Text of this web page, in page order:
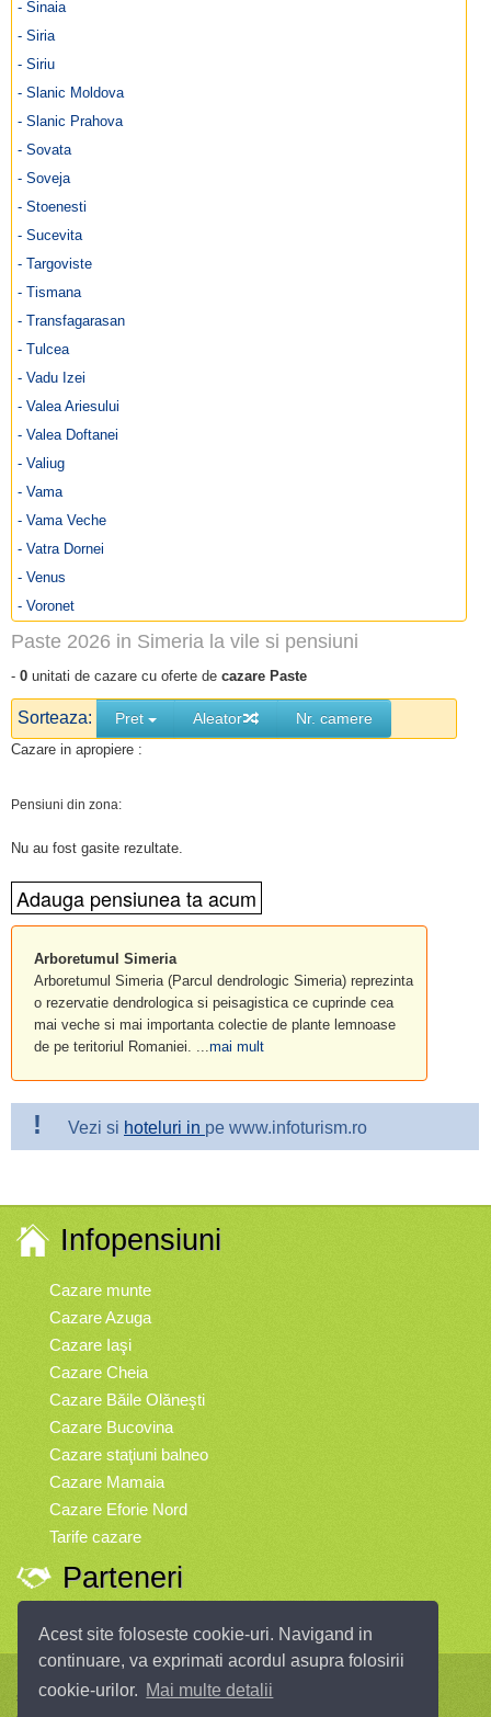
Acest site foloseste cookie-uri. Navigand in
continuare, va exprimati acordul asupra folosirii
cookie-urilor. Mai multe detalii
- Sinaia
- Siria
- Siriu
- Slanic Moldova
- Slanic Prahova
- Sovata
- Soveja
- Stoenesti
- Sucevita
- Targoviste
- Tismana
- Transfagarasan
- Tulcea
- Vadu Izei
- Valea Ariesului
- Valea Doftanei
- Valiug
- Vama
- Vama Veche
- Vatra Dornei
- Venus
- Voronet
Paste 2026 in Simeria la vile si pensiuni
- 0 unitati de cazare cu oferte de cazare Paste
Sorteaza: Pret Aleator Nr. camere
Cazare in apropiere :
Pensiuni din zona:
Nu au fost gasite rezultate.
Arboretumul Simeria
Arboretumul Simeria (Parcul dendrologic Simeria) reprezinta
o rezervatie dendrologica si peisagistica ce cuprinde cea
mai veche si mai importanta colectie de plante lemnoase
de pe teritoriul Romaniei. ...mai mult
! Vezi si hoteluri in pe www.infoturism.ro
Infopensiuni
Cazare munte
Cazare Azuga
Cazare Iaşi
Cazare Cheia
Cazare Băile Olăneşti
Cazare Bucovina
Cazare staţiuni balneo
Cazare Mamaia
Cazare Eforie Nord
Tarife cazare
Parteneri
speciale, rezervări online.